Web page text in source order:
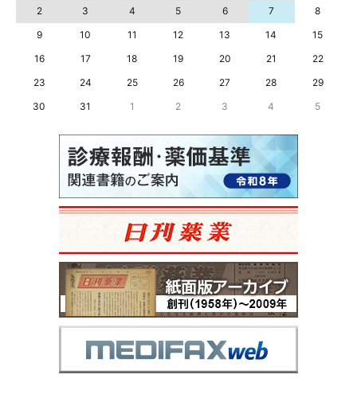
2
3 4 5 6 7
8
9
10 11 12 13 14
15
16
17 18 19 20 21
22
23
24 25 26 27 28
29
30
31 1 2 3 4 5